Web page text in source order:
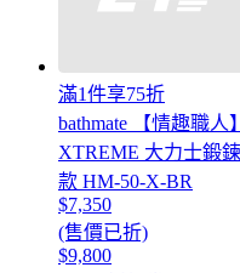
滿1件享75折
bathmate 【情趣職
XTREME 大力士鍛
款 HM-50-X-BR
$7,350
(售價已折)
$9,800